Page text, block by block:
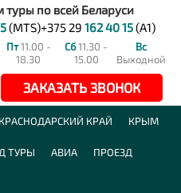
по всей Беларуси
(MTS)+375 29 162 40 15(A1)
Пт11.00 -
18.30
Сб11.30 -
15.00
Вс
Выходной
ЗАКАЗАТЬ ЗВОНОК
КРАСНОДАРСКИЙ КРАЙ КРЫМ
ТУРЫ АВИА ПРОЕЗД